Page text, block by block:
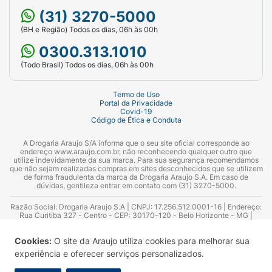
Cookies: O site da Araujo utiliza cookies para melhorar sua
experiência e oferecer serviços personalizados.
(31) 3270-5000
(BH e Região) Todos os dias, 06h às 00h
0300.313.1010
(Todo Brasil) Todos os dias, 06h às 00h
Termo de Uso
Portal da Privacidade
Covid-19
Código de Ética e Conduta
A Drogaria Araujo S/A informa que o seu site oficial corresponde ao
endereço www.araujo.com.br, não reconhecendo qualquer outro que
utilize indevidamente da sua marca. Para sua segurança recomendamos
que não sejam realizadas compras em sites desconhecidos que se utilizem
de forma fraudulenta da marca da Drogaria Araujo S.A. Em caso de
dúvidas, gentileza entrar em contato com (31) 3270-5000.
Razão Social: Drogaria Araujo S.A | CNPJ: 17.256.512.0001-16 | Endereço:
Rua Curitiba 327 - Centro - CEP: 30170-120 - Belo Horizonte - MG |
Azevedo Guimarães – CRF 10.965 | Yasmin Silva Alvarenga – CRF 52.584 -
Consultor substituto: Thiago Aguiar Pinheiro - CRF Nº 13.748. Alvará
Sanitário: 2025020713 | Autorização de Funcionamento da Empresa (AFE):